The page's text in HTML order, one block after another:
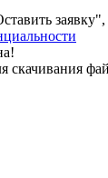
заявку",
скачивания